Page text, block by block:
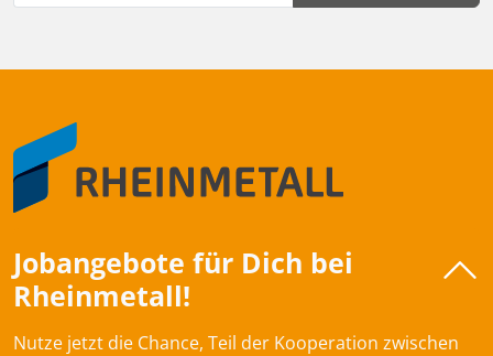
Jobangebote für Dich bei
Rheinmetall!
Nutze jetzt die Chance, Teil der Kooperation zwischen